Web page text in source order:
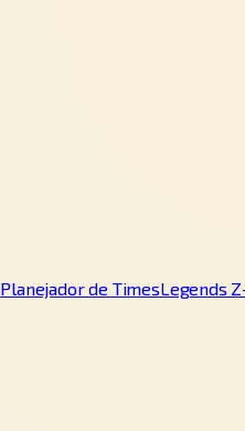
Planejador de TimesLegends